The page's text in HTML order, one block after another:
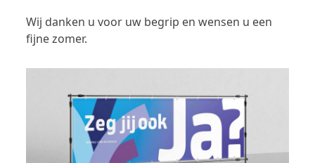
Wij danken u voor uw begrip en wensen u een
fijne zomer.